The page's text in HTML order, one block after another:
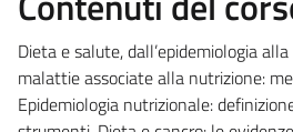
Dieta e salute, dall’epidemiologia
malattie associate alla nutrizione:
Epidemiologia nutrizionale: